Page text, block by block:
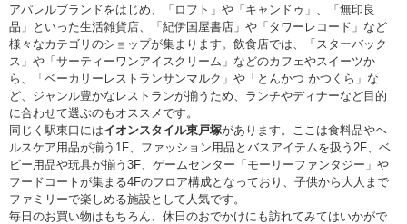
アパレルブランドをはじめ、「ロフト」や「キャンドゥ」、「無印良
品」といった生活雑貨店、「紀伊国屋書店」や「タワーレコード」など
様々なカテゴリのショップが集まります。飲食店では、「スターバック
ス」や「サーティーワンアイスクリーム」などのカフェやスイーツか
ら、「ベーカリーレストランサンマルク」や「とんかつ かつくら」な
ど、ジャンル豊かなレストランが揃うため、ランチやディナーなど目的
に合わせて選ぶのもオススメです。
同じく駅東口にはイオンスタイル東戸塚があります。ここは食料品やヘ
ルスケア用品が揃う1F、ファッション用品とバスアイテムを扱う2F、ベ
ビー用品や玩具が揃う3F、ゲームセンター「モーリーファンタジー」や
フードコートが集まる4Fのフロア構成となっており、子供から大人まで
ファミリーで楽しめる施設として人気です。
毎日のお買い物はもちろん、休日のおでかけにも訪れてみてはいかがで